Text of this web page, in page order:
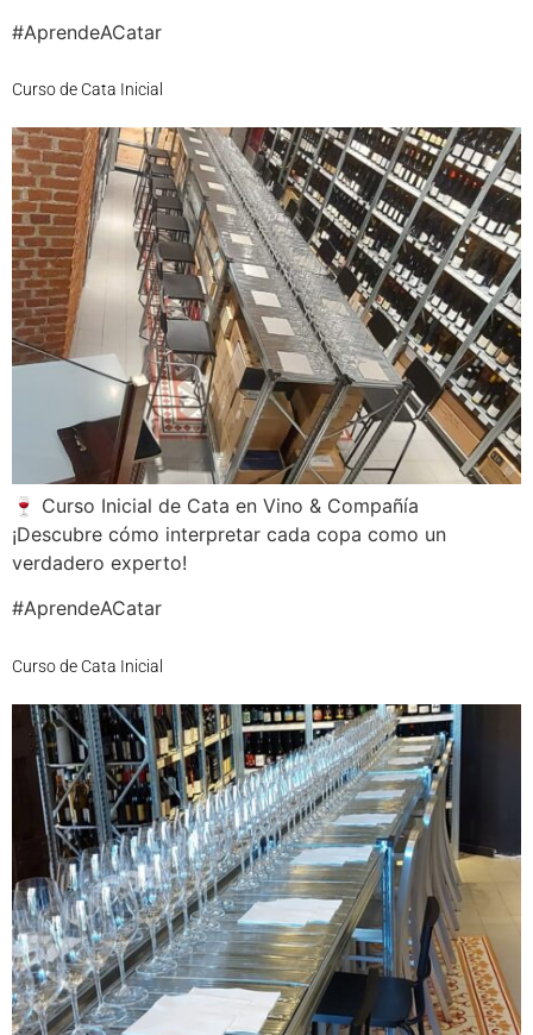
#AprendeACatar
Curso de Cata Inicial
🍷 Curso Inicial de Cata en Vino & Compañía
¡Descubre cómo interpretar cada copa como un
verdadero experto!
#AprendeACatar
Curso de Cata Inicial